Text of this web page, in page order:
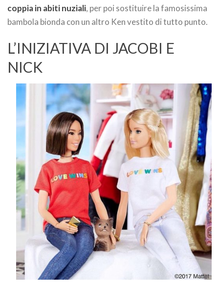
coppia in abiti nuziali, per poi sostituire la famosissima
bambola bionda con un altro Ken vestito di tutto punto.
L’INIZIATIVA DI JACOBI E
NICK